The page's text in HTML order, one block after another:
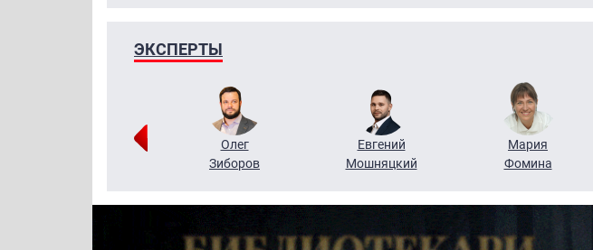
ЭКСПЕРТЫ
Олег
Зиборов
Евгений
Мошняцкий
Мария
Фомина